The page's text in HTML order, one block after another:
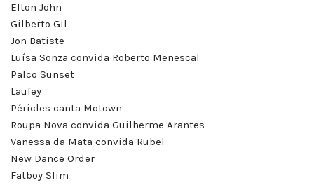
Elton John
Gilberto Gil
Jon Batiste
Luísa Sonza convida Roberto Menescal
Palco Sunset
Laufey
Péricles canta Motown
Roupa Nova convida Guilherme Arantes
Vanessa da Mata convida Rubel
New Dance Order
Fatboy Slim